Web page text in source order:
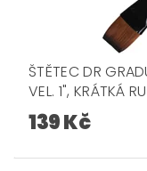
ŠTĚTEC DR
VEL. 1", KRÁTKÁ
139 Kč